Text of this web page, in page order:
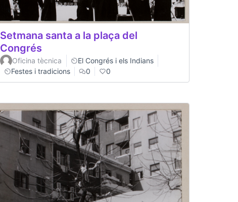
Setmana santa a la plaça del
Congrés
Oficina tècnica
El Congrés i els Indians
Festes i tradicions
0 0